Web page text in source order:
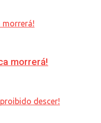
morrerá!